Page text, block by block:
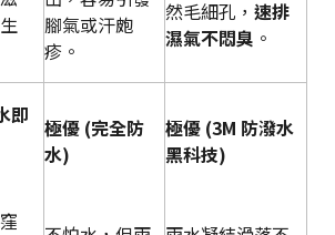
腳氣或汗皰
疹。
然毛細孔， 速排
濕氣不悶臭 。
即
極優 (完全防
水)
極優 (3M 防潑水
黑科技)